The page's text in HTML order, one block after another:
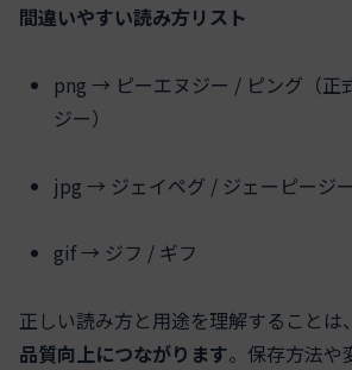
間違いやすい読み方リスト
png → ピーエヌジー / ピング（正
ジー）
jpg → ジェイペグ / ジェーピージー
gif → ジフ / ギフ
正しい読み方と用途を理解することは、
品質向上につながります。保存方法や